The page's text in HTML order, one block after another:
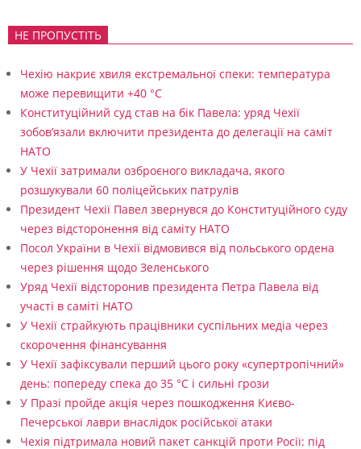
НЕ ПРОПУСТІТЬ
Чехію накриє хвиля екстремальної спеки: температура
може перевищити +40 °C
Конституційний суд став на бік Павела: уряд Чехії
зобов’язали включити президента до делегації на саміт
НАТО
У Чехії затримали озброєного викладача, якого
розшукували 60 поліцейських патрулів
Президент Чехії Павел звернувся до Конституційного суду
через відсторонення від саміту НАТО
Посол України в Чехії відмовився від польського ордена
через рішення щодо Зеленського
Уряд Чехії відсторонив президента Петра Павела від
участі в саміті НАТО
У Чехії страйкують працівники суспільних медіа через
скорочення фінансування
У Чехії зафіксували перший цього року «супертропічний»
день: попереду спека до 35 °C і сильні грози
У Празі пройде акція через пошкодження Києво-
Печерської лаври внаслідок російської атаки
Чехія підтримала новий пакет санкцій проти Росії: під